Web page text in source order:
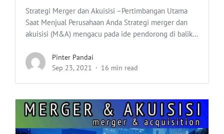
Strategi Merger dan Akuisisi –Pertimbangan Utama
Saat Menjual Perusahaan Anda Strategi merger dan
akuisisi (M&A) mengacu pada ide pendorong di balik...
Pinter Pandai
Sep 23, 2021
16 min read